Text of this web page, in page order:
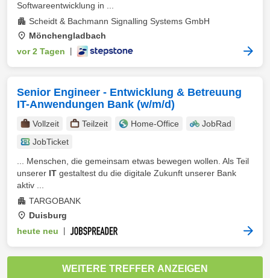
Softwareentwicklung in ...
Scheidt & Bachmann Signalling Systems GmbH
Mönchengladbach
vor 2 Tagen
Senior Engineer - Entwicklung & Betreuung
IT-Anwendungen Bank (w/m/d)
Vollzeit Teilzeit Home-Office
JobRad
JobTicket
... Menschen, die gemeinsam etwas bewegen wollen. Als Teil
unserer IT gestaltest du die digitale Zukunft unserer Bank
aktiv ...
TARGOBANK
Duisburg
heute neu
WEITERE TREFFER ANZEIGEN